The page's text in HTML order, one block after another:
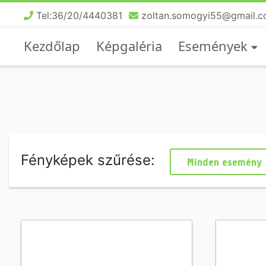
Tel:36/20/4440381
Kezdőlap Képgaléria Események
Fényképek szűrése: